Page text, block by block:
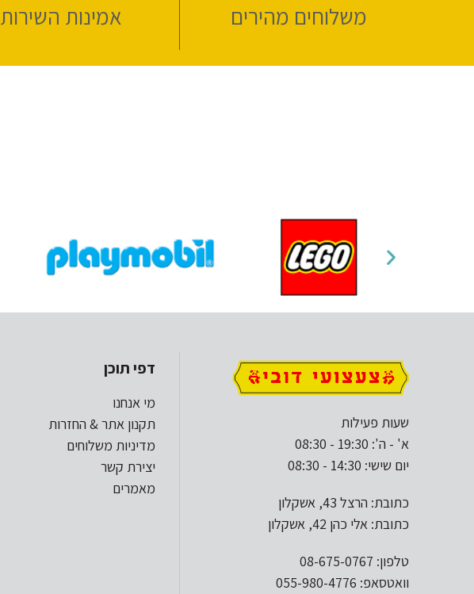
משלוחים מהירים אמינות השירות
שעות פעילות
א' - ה': 19:30 - 08:30
יום שישי: 14:30 - 08:30
כתובת: הרצל 43, אשקלון
כתובת: אלי כהן 42, אשקלון
טלפון: 08-675-0767
וואטסאפ: 055-980-4776
דפי תוכן
מי אנחנו
תקנון אתר & החזרות
מדיניות משלוחים
יצירת קשר
מאמרים